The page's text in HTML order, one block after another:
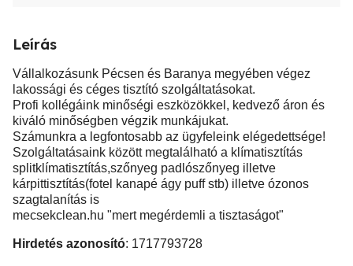
Leírás
Vállalkozásunk Pécsen és Baranya megyében végez
lakossági és céges tisztító szolgáltatásokat.
Profi kollégáink minőségi eszközökkel, kedvező áron és
kiváló minőségben végzik munkájukat.
Számunkra a legfontosabb az ügyfeleink elégedettsége!
Szolgáltatásaink között megtalálható a klímatisztítás
splitklímatisztítás,szőnyeg padlószőnyeg illetve
kárpittisztítás(fotel kanapé ágy puff stb) illetve ózonos
szagtalanítás is
mecsekclean.hu "mert megérdemli a tisztaságot"
Hirdetés azonosító: 1717793728